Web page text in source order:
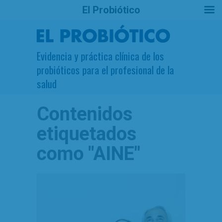
Evidencia y práctica clínica de los
probióticos para el profesional de la
salud
Contenidos
etiquetados
como "AINE"
El Probiótico